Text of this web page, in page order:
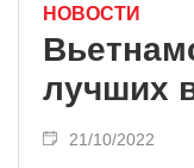
НОВОСТИ
лучших
21/10/2022